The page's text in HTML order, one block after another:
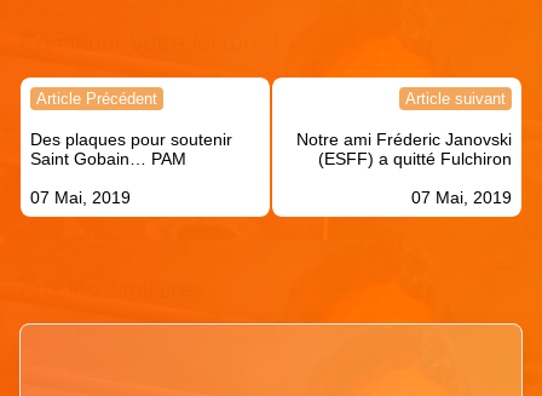
Navigation
l’article
Article Précédent
Des plaques pour soutenir
Saint Gobain… PAM
07 Mai, 2019
Article suivant
Notre ami Fréderic Janovski
(ESFF) a quitté Fulchiron
07 Mai, 2019